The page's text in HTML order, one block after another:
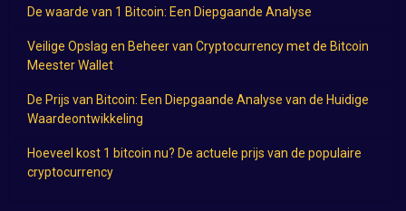
De waarde van 1 Bitcoin: Een Diepgaande Analyse
Veilige Opslag en Beheer van Cryptocurrency met de Bitcoin
Meester Wallet
De Prijs van Bitcoin: Een Diepgaande Analyse van de Huidige
Waardeontwikkeling
Hoeveel kost 1 bitcoin nu? De actuele prijs van de populaire
cryptocurrency